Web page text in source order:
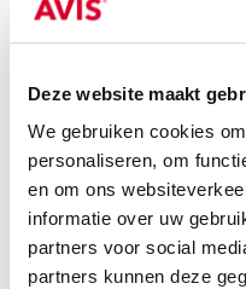
Deze website maakt
We gebruiken cookies
personaliseren, om
en om ons
informatie over uw
partners voor social
partners kunnen deze
Minimale leeftijd bestuurder
Diesel
2 zitplaatsen